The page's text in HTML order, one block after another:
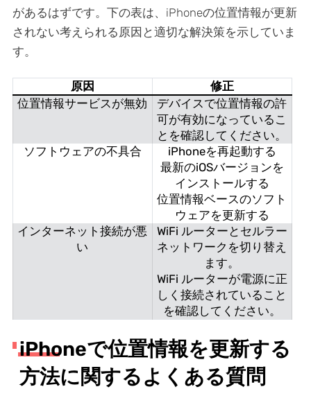
があるはずです。下の表は、iPhoneの位置情報が更新
されない考えられる原因と適切な解決策を示していま
す。
原因
修正
位置情報サービスが無効
デバイスで位置情報の許
可が有効になっているこ
とを確認してください。
ソフトウェアの不具合
iPhoneを再起動する
最新のiOSバージョンを
インストールする
位置情報ベースのソフト
ウェアを更新する
インターネット接続が悪
い
WiFi ルーターとセルラー
ネットワークを切り替え
ます。
WiFi ルーターが電源に正
しく接続されていること
を確認してください。
iPhoneで位置情報を更新する
方法に関するよくある質問